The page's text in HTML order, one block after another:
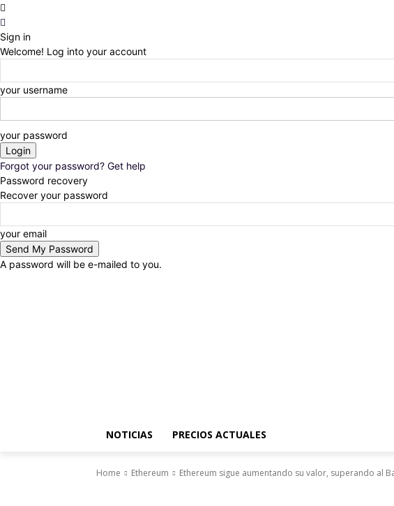
Sign in
Welcome! Log into your account
your username
your password
Forgot your password? Get help
Password recovery
Recover your password
your email
A password will be e-mailed to you.
NOTICIAS PRECIOS ACTUALES
Home Ethereum Ethereum sigue aumentando su valor, superando al